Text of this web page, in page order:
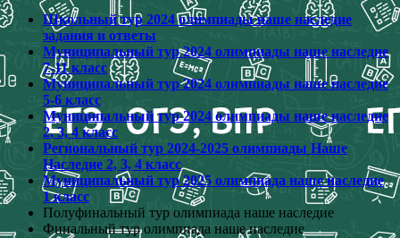
Школьный тур 2024 олимпиады наше наследие
задания и ответы
Муниципальный тур 2024 олимпиады наше наследие
7-11 класс
Муниципальный тур 2024 олимпиады наше наследие
5-6 класс
Муниципальный тур 2024 олимпиады наше наследие
2, 3, 4 класс
Региональный тур 2024-2025 олимпиады Наше
Наследие 2, 3, 4 класс
Муниципальный тур 2025 олимпиада наше наследие
1 класс
Полуфинальный тур олимпиада наше наследие
Финальный тур олимпиада наше наследие